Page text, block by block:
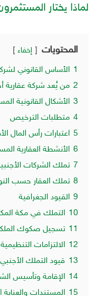
لماذا يختار
المحتويات إخفاء
1 الأساس القانوني
2 من يُعد شركة عقارية
3 الأشكال القانونية
4 متطلبات الترخيص
5 اعتبارات رأس المال
6 الأنشطة العقارية
7 تملك الشركات
8 تملك العقار حسب
9 القيود الجغرافية
10 التملك في مكة
11 تسجيل صكوك
12 الالتزامات
13 قيود التملك
14 الإقامة وتأسيس
15 المستندات والعناية